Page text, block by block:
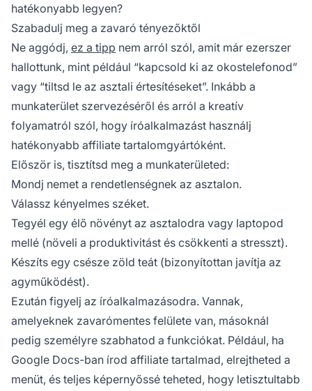
hatékonyabb legyen?
Szabadulj meg a zavaró tényezőktől
Ne aggódj, ez a tipp nem arról szól, amit már ezerszer
hallottunk, mint például “kapcsold ki az okostelefonod”
vagy “tiltsd le az asztali értesítéseket”. Inkább a
munkaterület szervezéséről és arról a kreatív
folyamatról szól, hogy íróalkalmazást használj
hatékonyabb affiliate tartalomgyártóként.
Először is, tisztítsd meg a munkaterületed:
Mondj nemet a rendetlenségnek az asztalon.
Válassz kényelmes széket.
Tegyél egy élő növényt az asztalodra vagy laptopod
mellé (növeli a produktivitást és csökkenti a stresszt).
Készíts egy csésze zöld teát (bizonyítottan javítja az
agyműködést).
Ezután figyelj az íróalkalmazásodra. Vannak,
amelyeknek zavarómentes felülete van, másoknál
pedig személyre szabhatod a funkciókat. Például, ha
Google Docs-ban írod affiliate tartalmad, elrejtheted a
menüt, és teljes képernyőssé teheted, hogy letisztultabb